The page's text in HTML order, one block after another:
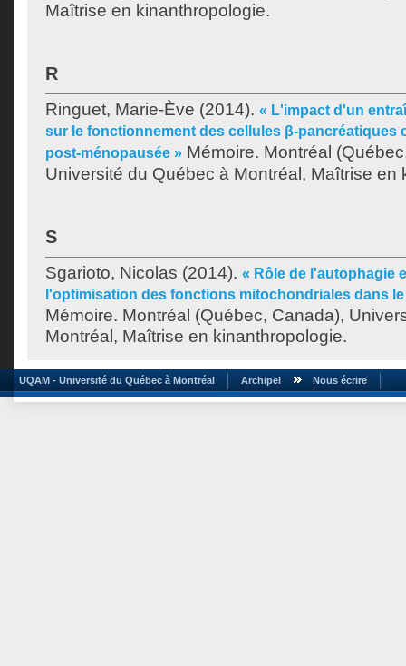
Maîtrise en kinanthropologie.
R
Ringuet, Marie-Ève (2014). « L'impact d'un
sur le fonctionnement des cellules β-pancréatiques
post-ménopausée » Mémoire. Montréal
Université du Québec à Montréal, Maîtrise en
S
Sgarioto, Nicolas (2014). « Rôle de l'autophagie
l'optimisation des fonctions mitochondriales dans
Mémoire. Montréal (Québec, Canada),
Montréal, Maîtrise en kinanthropologie.
UQAM - Université du Québec à Montréal Archipel Nous écrire